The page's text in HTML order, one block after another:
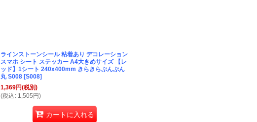
ラインストーンシール 粘着あり デコレーション
スマホ シート ステッカー A4大きめサイズ 【レ
ッド】1シート 240x400mm きらきらぷんぷん
丸 S008 [S008]
1,369円(税別)
(税込 : 1,505 円)
カートに入れる